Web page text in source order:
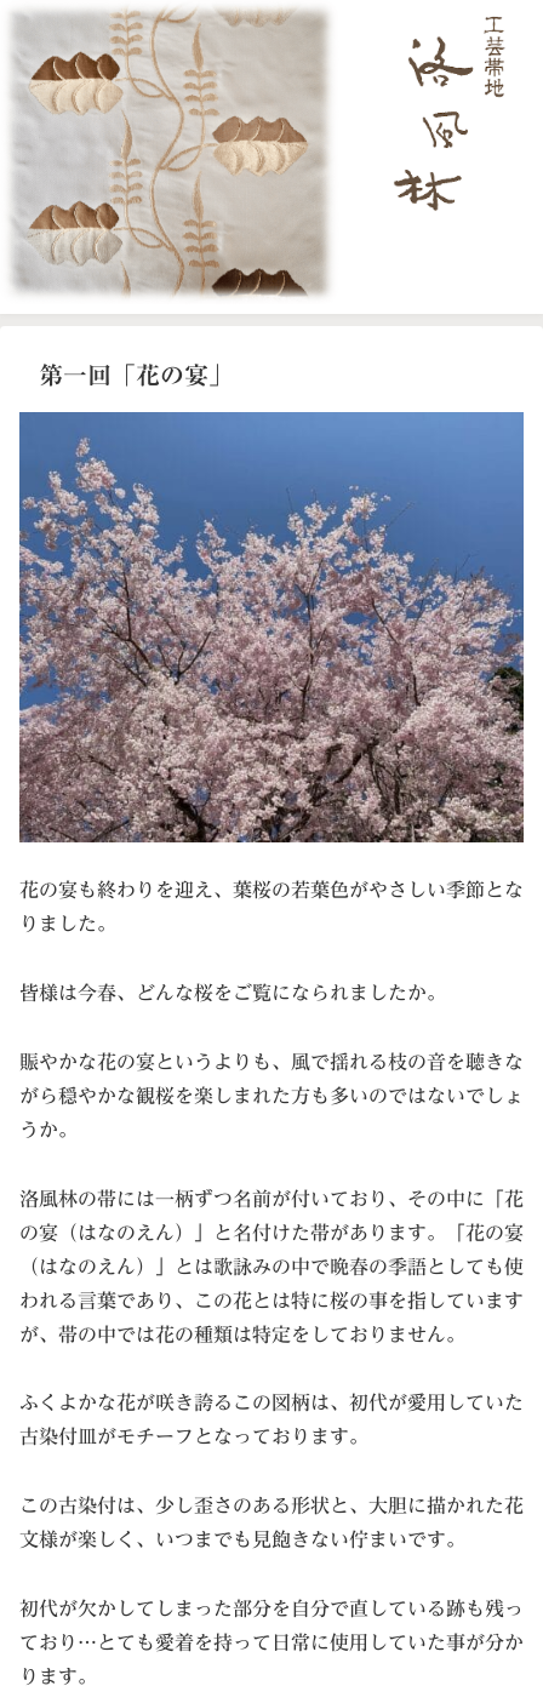
第一回「花の宴」
花の宴も終わりを迎え、葉桜の若葉色がやさしい季節とな
りました。
皆様は今春、どんな桜をご覧になられましたか。
賑やかな花の宴というよりも、風で揺れる枝の音を聴きな
がら穏やかな観桜を楽しまれた方も多いのではないでしょ
うか。
洛風林の帯には一柄ずつ名前が付いており、その中に「花
の宴（はなのえん）」と名付けた帯があります。「花の宴
（はなのえん）」とは歌詠みの中で晩春の季語としても使
われる言葉であり、この花とは特に桜の事を指しています
が、帯の中では花の種類は特定をしておりません。
ふくよかな花が咲き誇るこの図柄は、初代が愛用していた
古染付皿がモチーフとなっております。
この古染付は、少し歪さのある形状と、大胆に描かれた花
文様が楽しく、いつまでも見飽きない佇まいです。
初代が欠かしてしまった部分を自分で直している跡も残っ
ており…とても愛着を持って日常に使用していた事が分か
ります。